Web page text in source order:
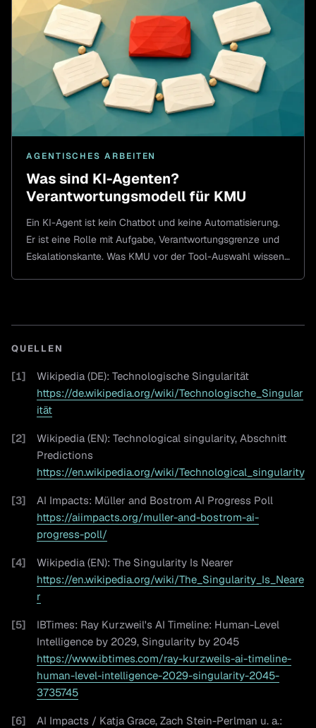
AGENTISCHES ARBEITEN
Was sind KI-Agenten?
Verantwortungsmodell für KMU
Ein KI-Agent ist kein Chatbot und keine Automatisierung.
Er ist eine Rolle mit Aufgabe, Verantwortungsgrenze und
Eskalationskante. Was KMU vor der Tool-Auswahl wissen
QUELLEN
[1]
Wikipedia (DE): Technologische Singularität
https://de.wikipedia.org/wiki/Technologische_Singular
ität
[2]
Wikipedia (EN): Technological singularity, Abschnitt
Predictions
https://en.wikipedia.org/wiki/Technological_singularity
[3]
AI Impacts: Müller and Bostrom AI Progress Poll
https://aiimpacts.org/muller-and-bostrom-ai-
progress-poll/
[4]
Wikipedia (EN): The Singularity Is Nearer
https://en.wikipedia.org/wiki/The_Singularity_Is_Neare
r
[5]
IBTimes: Ray Kurzweil's AI Timeline: Human-Level
Intelligence by 2029, Singularity by 2045
https://www.ibtimes.com/ray-kurzweils-ai-timeline-
human-level-intelligence-2029-singularity-2045-
3735745
[6]
AI Impacts / Katja Grace, Zach Stein-Perlman u. a.: